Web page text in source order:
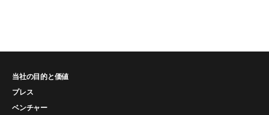
当社の目的と価値
プレス
ベンチャー